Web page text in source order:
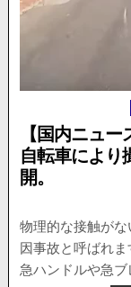
【国内ニュ
自転車により
開。
物理的な接触が
因事故と呼ばれ
急ハンドルや急